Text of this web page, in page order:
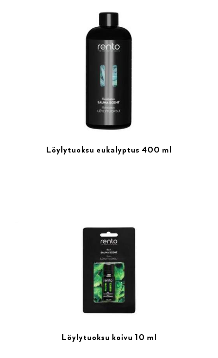
Löylytuoksu eukalyptus 400 ml
Löylytuoksu koivu 10 ml